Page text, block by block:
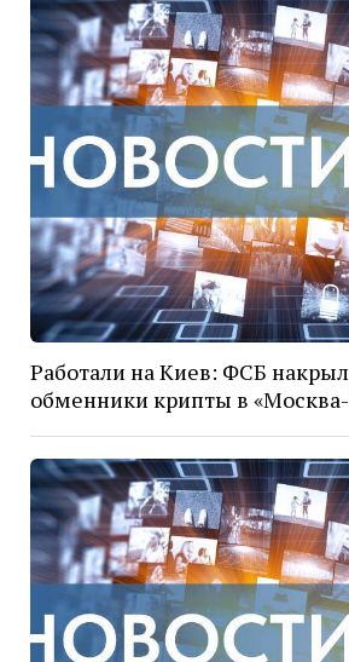
Работали на Киев: ФСБ
обменники крипты в